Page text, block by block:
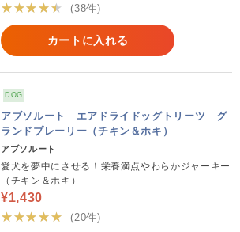
★★★★★
(38件)
カートに入れる
DOG
アブソルート エアドライドッグトリーツ グ
ランドプレーリー（チキン＆ホキ）
アブソルート
愛犬を夢中にさせる！栄養満点やわらかジャーキー
（チキン＆ホキ）
¥1,430
★★★★★
(20件)